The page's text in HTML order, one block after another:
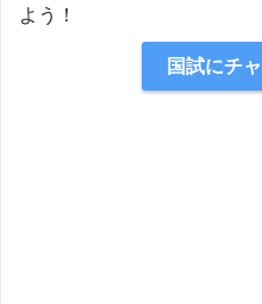
よう！
国試にチ